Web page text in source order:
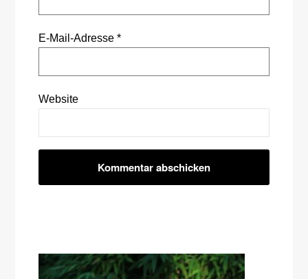
E-Mail-Adresse *
Website